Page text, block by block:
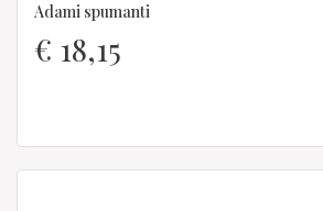
Adami spumanti
€ 18,15